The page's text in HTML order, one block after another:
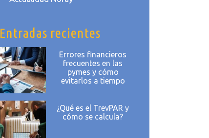
Entradas recientes
Errores financieros
frecuentes en las
pymes y cómo
evitarlos a tiempo
¿Qué es el TrevPAR y
cómo se calcula?